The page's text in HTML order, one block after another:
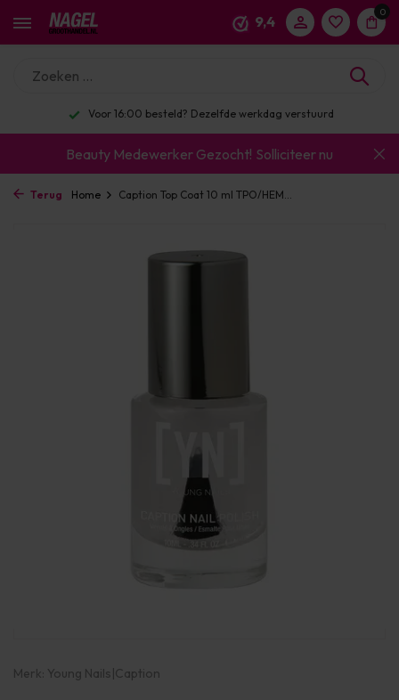
9,4
0
Voor 16:00 besteld? Dezelfde werkdag verstuurd
Beauty Medewerker Gezocht! Solliciteer nu
Terug Home Caption Top Coat 10 ml TPO/HEM...
Merk: Young Nails|Caption